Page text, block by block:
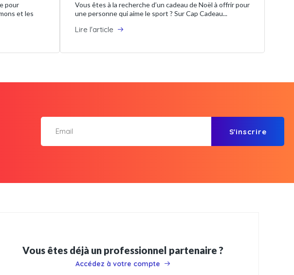
pour
et les
Vous êtes à la recherche d’un cadeau de Noël à offrir pour
une personne qui aime le sport ? Sur Cap Cadeau...
Lire l'article
S'inscrire
Vous êtes déjà un professionnel partenaire ?
Accédez à votre compte